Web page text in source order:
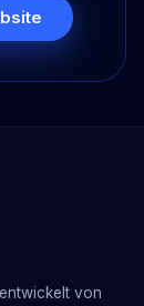
von